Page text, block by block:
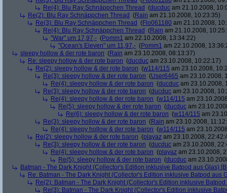
Re(4): Blu Ray Schnäppchen Thread (ducduc am 21.10.2008,
Re(2): Blu Ray Schnäppchen Thread (Rain am 21.10.2008, 10:23:35)
Re(3): Blu Ray Schnäppchen Thread (Flo061180 am 21.10.2008,
Re(4): Blu Ray Schnäppchen Thread (Rain am 21.10.2008,
"War" um 17,97,- (Pomm1 am 22.10.2008, 13:34:22)
"Ocean's Eleven" um 11,97,- (Pomm1 am 22.10.2008,
sleepy hollow & der rote baron (Rain am 23.10.2008, 08:13:37)
Re: sleepy hollow & der rote baron (ducduc am 23.10.2008, 10:22:17)
Re(2): sleepy hollow & der rote baron (w114/115 am 23.10.2008,
Re(3): sleepy hollow & der rote baron (User6465 am 23.10.2008,
Re(4): sleepy hollow & der rote baron (ducduc am 23.10.2008,
Re(3): sleepy hollow & der rote baron (ducduc am 23.10.2008,
Re(4): sleepy hollow & der rote baron (w114/115 am
Re(5): sleepy hollow & der rote baron (ducduc am
Re(6): sleepy hollow & der rote baron (w114/115 am
Re(3): sleepy hollow & der rote baron (Rain am 23.10.2008,
Re(4): sleepy hollow & der rote baron (w114/115 am
Re(2): sleepy hollow & der rote baron (playaz am 23.10.2008,
Re(3): sleepy hollow & der rote baron (ducduc am 23.10.2008,
Re(4): sleepy hollow & der rote baron (playaz am 23.10.2008,
Re(5): sleepy hollow & der rote baron (ducduc am
Batman - The Dark Knight (Collector's Edition inklusive Batpod aus Glas)
Re: Batman - The Dark Knight (Collector's Edition inklusive Batpod aus
Re(2): Batman - The Dark Knight (Collector's Edition inklusive
Re(3): Batman - The Dark Knight (Collector's Edition inklusive